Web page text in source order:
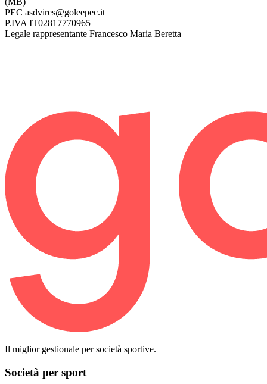
PEC asdvires@goleepec.it
P.IVA IT02817770965
Legale rappresentante Francesco Maria Beretta
Il miglior gestionale per società sportive.
Società per sport